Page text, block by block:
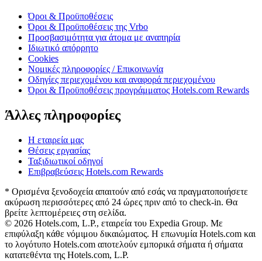
Όροι & Προϋποθέσεις
Όροι & Προϋποθέσεις της Vrbo
Προσβασιμότητα για άτομα με αναπηρία
Ιδιωτικό απόρρητο
Cookies
Νομικές πληροφορίες / Επικοινωνία
Οδηγίες περιεχομένου και αναφορά περιεχομένου
Όροι & Προϋποθέσεις προγράμματος Hotels.com Rewards
Άλλες πληροφορίες
Η εταιρεία μας
Θέσεις εργασίας
Ταξιδιωτικοί οδηγοί
Επιβραβεύσεις Hotels.com Rewards
* Ορισμένα ξενοδοχεία απαιτούν από εσάς να πραγματοποιήσετε
ακύρωση περισσότερες από 24 ώρες πριν από το check-in. Θα
βρείτε λεπτομέρειες στη σελίδα.
© 2026 Hotels.com, L.P., εταιρεία του Expedia Group. Με
επιφύλαξη κάθε νόμιμου δικαιώματος. Η επωνυμία Hotels.com και
το λογότυπο Hotels.com αποτελούν εμπορικά σήματα ή σήματα
κατατεθέντα της Hotels.com, L.P.